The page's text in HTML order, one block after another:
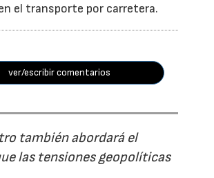
el transporte por carretera.
ver/escribir comentarios
también abordará el
las tensiones geopolíticas